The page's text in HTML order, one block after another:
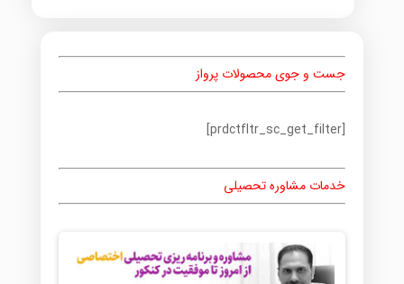
جست و جوی محصولات پرواز
[prdctfltr_sc_get_filter]
خدمات مشاوره تحصیلی